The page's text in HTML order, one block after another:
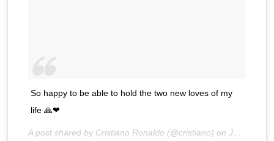
So happy to be able to hold the two new loves of my
life 🙏❤
A post shared by Cristiano Ronaldo (@cristiano) on Jun 29, 2017 at 10:09am PDT